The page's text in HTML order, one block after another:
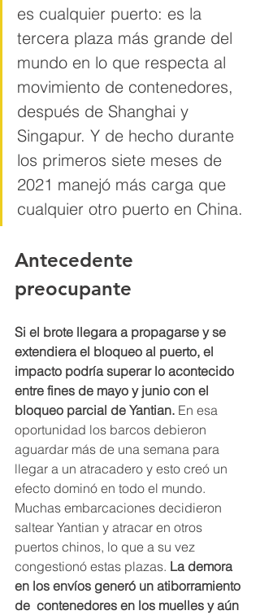
es cualquier puerto: es la
tercera plaza más grande del
mundo en lo que respecta al
movimiento de contenedores,
después de Shanghai y
Singapur. Y de hecho durante
los primeros siete meses de
2021 manejó más carga que
cualquier otro puerto en China.
Antecedente
preocupante
Si el brote llegara a propagarse y se
extendiera el bloqueo al puerto, el
impacto podría superar lo acontecido
entre fines de mayo y junio con el
bloqueo parcial de Yantian. En esa
oportunidad los barcos debieron
aguardar más de una semana para
llegar a un atracadero y esto creó un
efecto dominó en todo el mundo.
Muchas embarcaciones decidieron
saltear Yantian y atracar en otros
puertos chinos, lo que a su vez
congestionó estas plazas. La demora
en los envíos generó un atiborramiento
de  contenedores en los muelles y aún